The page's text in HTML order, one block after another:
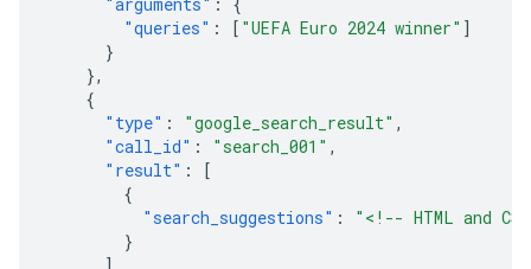
"queries" : [ "UEFA Euro 2024 winner" ]
}
},
{
"type" : "google_search_result" ,
"call_id" : "search_001" ,
"result" :
[
{
"search_suggestions" :
"<!-- HTML and
}